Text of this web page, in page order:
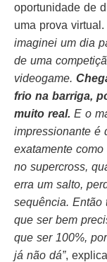
oportunidade de
uma prova virtual.
imaginei um dia
de uma
videogame.
frio na barriga,
muito real. E o
impressionante é
exatamente como
no supercross,
erra um salto,
sequência. Então
que ser bem
que ser 100%,
já não dá”,